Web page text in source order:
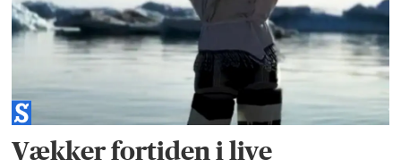
Vækker fortiden i live